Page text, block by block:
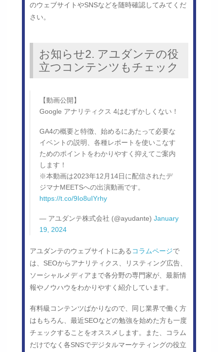
のウェブサイトやSNSなどを随時確認してみてくだ
さい。
お知らせ2. アユダンテの役
立つコンテンツもチェック
【動画公開】
Google アナリティクス 4はむずかしくない！
GA4の概要と特徴、始めるにあたって必要な
イベントの説明、各種レポートを使いこなす
ためのポイントをわかりやすく抑えてご案内
します！
※本動画は2023年12月14日に配信されたデ
ジマナMEETSへの出演動画です。
https://t.co/9Io8uIYrhy
— アユダンテ株式会社 (@ayudante) January
19, 2024
アユダンテのウェブサイトにある コラムページで
は、SEOからアナリティクス、リスティング広告、
ソーシャルメディアまで各分野の専門家が、最新情
報やノウハウをわかりやすく紹介しています。
有料級コンテンツばかりなので、同じ業界で働く方
はもちろん、最近SEOなどの勉強を始めた方も一度
チェックすることをオススメします。また、コラム
だけでなく各SNSでデジタルマーケティングの役立